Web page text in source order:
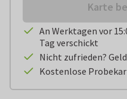
Karte
An Werktagen vor
Tag verschickt
Nicht zufrieden?
Kostenlose